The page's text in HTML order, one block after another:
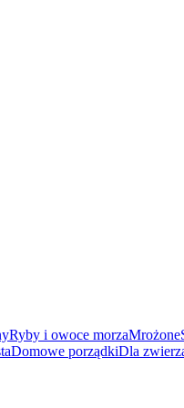
Ryby i owoce morzaMrożone
Domowe porządkiDla